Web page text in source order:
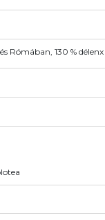
Rómában, 130 % délenx